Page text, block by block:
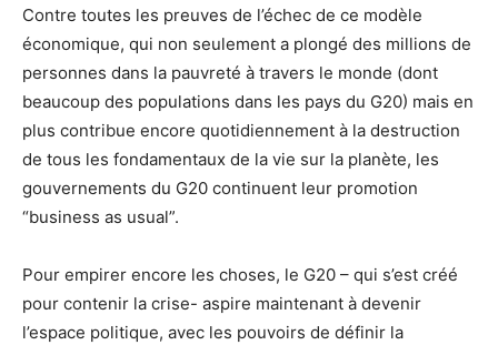
Contre toutes les preuves de l’échec de ce modèle
économique, qui non seulement a plongé des millions de
personnes dans la pauvreté à travers le monde (dont
beaucoup des populations dans les pays du G20) mais en
plus contribue encore quotidiennement à la destruction
de tous les fondamentaux de la vie sur la planète, les
gouvernements du G20 continuent leur promotion
“business as usual”.
Pour empirer encore les choses, le G20 – qui s’est créé
pour contenir la crise- aspire maintenant à devenir
l’espace politique, avec les pouvoirs de définir la